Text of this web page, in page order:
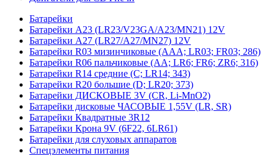
Батарейки
Батарейки A23 (LR23/V23GA/A23/MN21) 12V
Батарейки A27 (LR27/A27/MN27) 12V
Батарейки R03 мизинчиковые (AAA; LR03; FR03; 286)
Батарейки R06 пальчиковые (AA; LR6; FR6; ZR6; 316)
Батарейки R14 средние (C; LR14; 343)
Батарейки R20 большие (D; LR20; 373)
Батарейки ДИСКОВЫЕ 3V (CR, Li-MnO2)
Батарейки дисковые ЧАСОВЫЕ 1,55V (LR, SR)
Батарейки Квадратные 3R12
Батарейки Крона 9V (6F22, 6LR61)
Батарейки для слуховых аппаратов
Спецэлементы питания